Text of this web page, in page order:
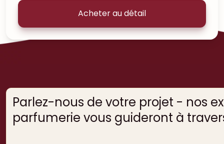
Acheter au détail
Parlez-nous de votre projet - nos
parfumerie vous guideront à